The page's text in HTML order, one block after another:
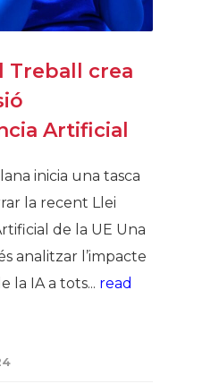
Treball crea
Artificial
inicia una tasca
la recent Llei
de la UE Una
analitzar l’impacte
la IA a tots... read